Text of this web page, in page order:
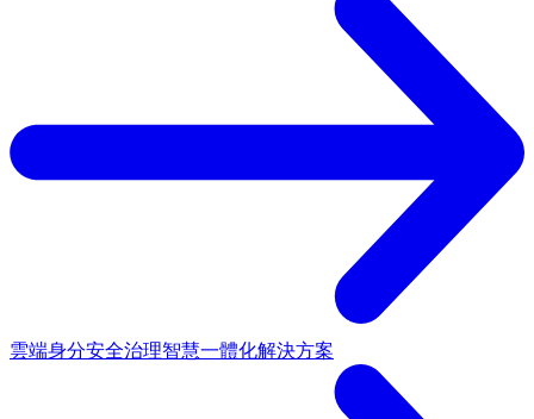
雲端身分安全治理智慧一體化解決方案